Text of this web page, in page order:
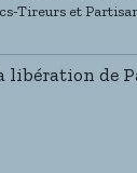
Tireurs et
libération de